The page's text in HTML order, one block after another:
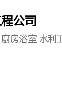
公司
房浴室 水利